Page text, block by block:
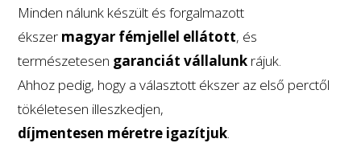
Minden nálunk készült és forgalmazott
ékszer magyar fémjellel ellátott, és
természetesen garanciát vállalunk rájuk.
Ahhoz pedig, hogy a választott ékszer az első perctől
tökéletesen illeszkedjen,
díjmentesen méretre igazítjuk.